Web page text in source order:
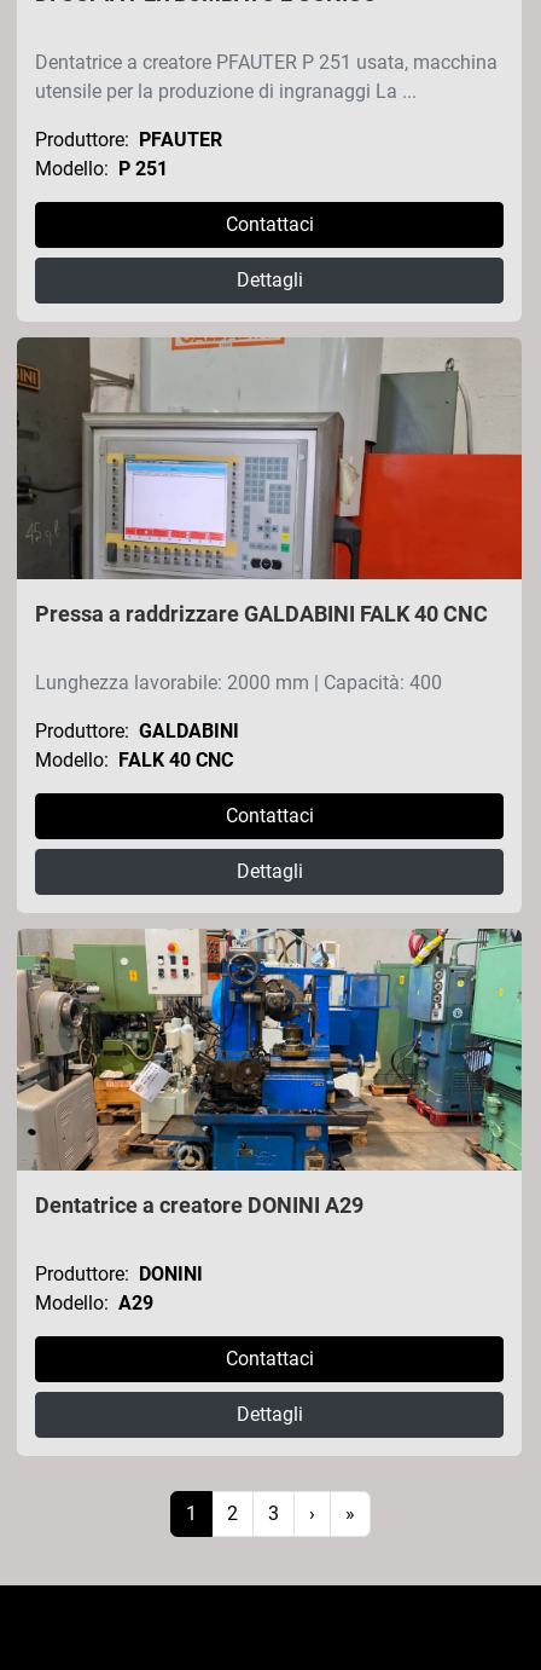
Dentatrice a creatore PFAUTER P 251 usata, macchina
utensile per la produzione di ingranaggi La ...
Produttore: PFAUTER
Modello: P 251
Contattaci
Dettagli
Pressa a raddrizzare GALDABINI FALK 40 CNC
Lunghezza lavorabile: 2000 mm | Capacità: 400
Produttore: GALDABINI
Modello: FALK 40 CNC
Contattaci
Dettagli
Dentatrice a creatore DONINI A29
Produttore: DONINI
Modello: A29
Contattaci
Dettagli
1 2 3 › »